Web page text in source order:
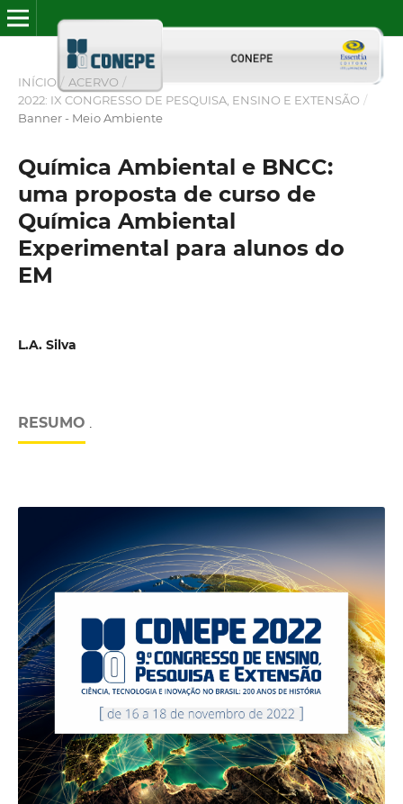
INÍCIO / ACERVO /
2022: IX CONGRESSO DE PESQUISA, ENSINO E EXTENSÃO /
Banner - Meio Ambiente
Química Ambiental e BNCC:
uma proposta de curso de
Química Ambiental
Experimental para alunos do
EM
L.A. Silva
RESUMO .